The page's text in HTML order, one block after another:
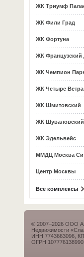
ЖК Триумф
ЖК Фили Град
ЖК Фортуна
ЖК Французский
ЖК Чемпион
ЖК Четыре Ветра
ЖК Шмитовский
ЖК Шуваловский
ЖК Эдельвейс
ММДЦ Москва
Центр Москвы
Все комплексы
© 2007–2026 ООО
Недвижимости
ИНН 7743663096,
ОГРН